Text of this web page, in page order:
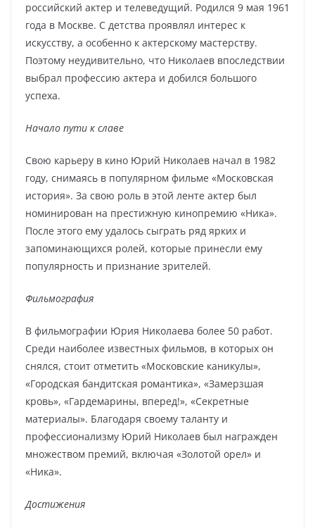
российский актер и телеведущий. Родился 9 мая 1961
года в Москве. С детства проявлял интерес к
искусству, а особенно к актерскому мастерству.
Поэтому неудивительно, что Николаев впоследствии
выбрал профессию актера и добился большого
успеха.
Начало пути к славе
Свою карьеру в кино Юрий Николаев начал в 1982
году, снимаясь в популярном фильме «Московская
история». За свою роль в этой ленте актер был
номинирован на престижную кинопремию «Ника».
После этого ему удалось сыграть ряд ярких и
запоминающихся ролей, которые принесли ему
популярность и признание зрителей.
Фильмография
В фильмографии Юрия Николаева более 50 работ.
Среди наиболее известных фильмов, в которых он
снялся, стоит отметить «Московские каникулы»,
«Городская бандитская романтика», «Замерзшая
кровь», «Гардемарины, вперед!», «Секретные
материалы». Благодаря своему таланту и
профессионализму Юрий Николаев был награжден
множеством премий, включая «Золотой орел» и
«Ника».
Достижения